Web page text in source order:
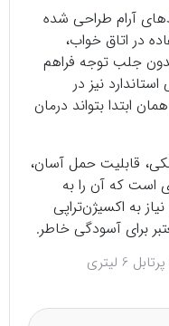
آرام طراحی شده
در اتاق خواب،
بدون جلب توجه فراهم
نیز در
ابتدا بتواند درمان
قابلیت حمل آسان،
است که آن را به
به اکسیژن‌تراپی
برای آسودگی خاطر.
ابعاد و مشخصات دستگاه اکسیژن ساز پرتابل 6 لیتری